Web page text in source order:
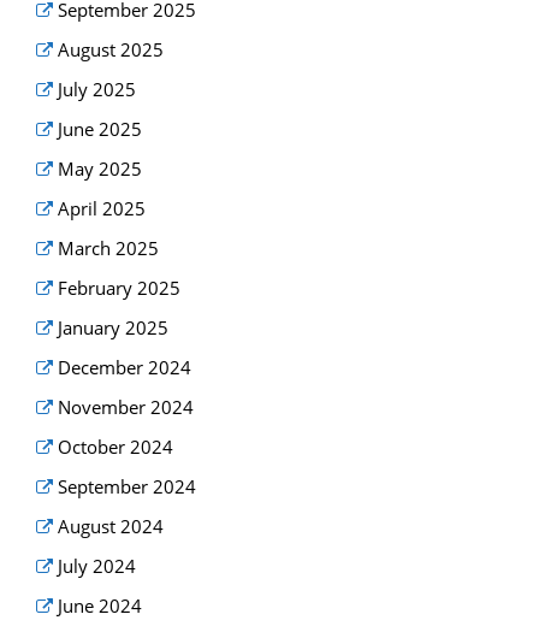
September 2025
August 2025
July 2025
June 2025
May 2025
April 2025
March 2025
February 2025
January 2025
December 2024
November 2024
October 2024
September 2024
August 2024
July 2024
June 2024